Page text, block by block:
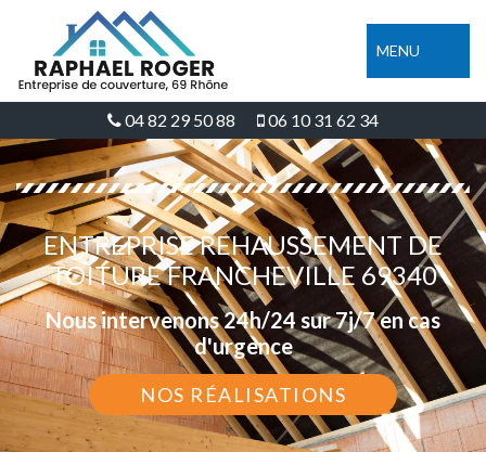
MENU
04 82 29 50 88 06 10 31 62 34
ENTREPRISE REHAUSSEMENT DE
TOITURE FRANCHEVILLE 69340
Nous intervenons 24h/24 sur 7j/7 en cas
d'urgence
NOS RÉALISATIONS